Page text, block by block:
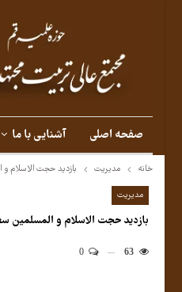
صفحه اصلی آشنایی با ما
خانه مدیریت بازدید حجت الاسلام
مدیریت
بازدید حجت الاسلام و المسلمین
63